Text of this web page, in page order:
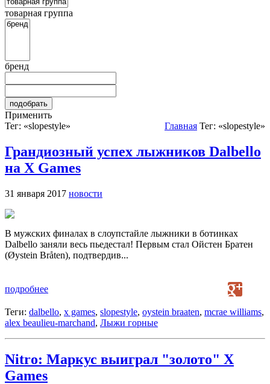
товарная группа
бренд
Применить
Тег: «slopestyle»
Главная Тег: «slopestyle»
Грандиозный успех лыжников Dalbello
на X Games
31 января 2017 новости
В мужских финалах в слоупстайле лыжники в ботинках
Dalbello заняли весь пьедестал! Первым стал Ойстен Братен
(Øystein Bråten), подтвердив...
подробнее
Теги: dalbello, x games, slopestyle, oystein braaten, mcrae williams,
alex beaulieu-marchand, Лыжи горные
Nitro: Маркус выиграл "золото" X
Games